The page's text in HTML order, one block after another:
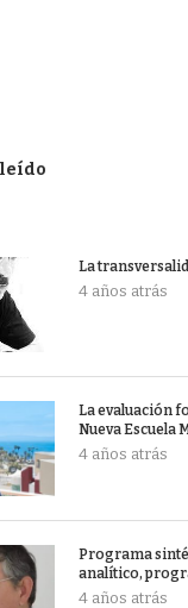
leído
La
4 años atrás
La evaluación
Nueva Escuela
4 años atrás
Programa
analítico,
4 años atrás